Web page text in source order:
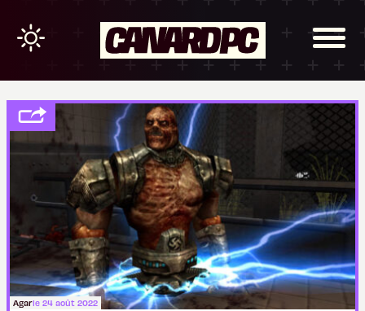
Agarle 24 août 2022